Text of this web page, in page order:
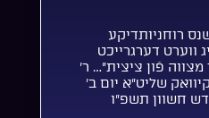
רוחניותדיקע
ווערט דערגרייכט
פֿון ציצית”… ר’
שליט”א יום ב’
חשוון תשפ”ו